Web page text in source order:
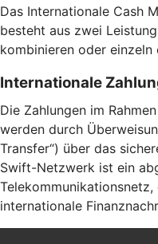
Das Internationale Cash
besteht aus zwei
kombinieren oder einzeln
Internationale
Die Zahlungen im
werden durch
Transfer“) über das
Swift-Netzwerk ist ein
internationale